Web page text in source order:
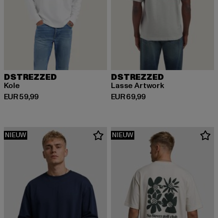
DSTREZZED
Kole
EUR 59,99
Huidige prijs: EUR 59,99
DSTREZZED
Lasse Artwork
EUR 69,99
Huidige prijs: EUR 69,99
NIEUW NIEUW